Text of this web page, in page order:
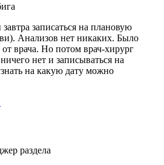
записаться на плановую
Анализов нет никаких. Было
врача. Но потом врач-хирург
нет и записываться на
на какую дату можно
раздела